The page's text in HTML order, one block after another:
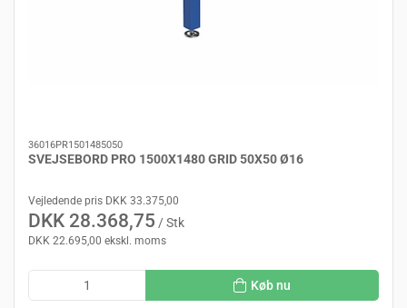
36016PR1501485050
SVEJSEBORD PRO 1500X1480 GRID 50X50 Ø16
Vejledende pris DKK 33.375,00
DKK 28.368,75 / Stk
DKK 22.695,00 ekskl. moms
Køb nu